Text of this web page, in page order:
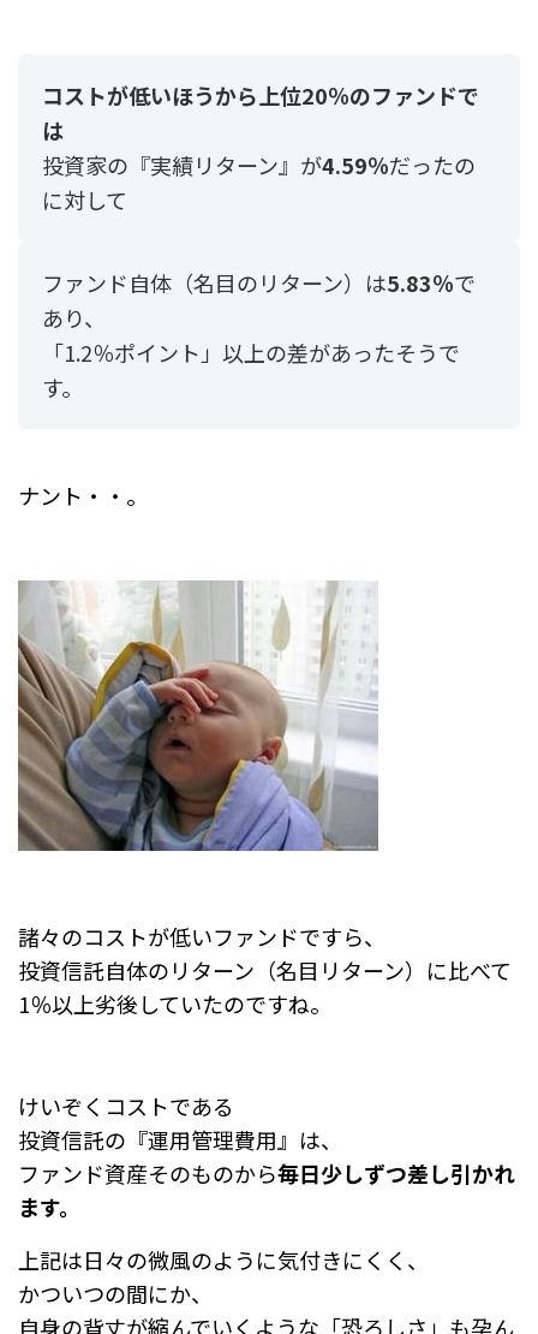
コストが低いほうから上位20％のファンドで
は
投資家の『実績リターン』が4.59％だったの
に対して
ファンド自体（名目のリターン）は5.83％で
あり、
「1.2％ポイント」以上の差があったそうで
す。
ナント・・。
諸々のコストが低いファンドですら、
投資信託自体のリターン（名目リターン）に比べて
1％以上劣後していたのですね。
けいぞくコストである
投資信託の『運用管理費用』は、
ファンド資産そのものから毎日少しずつ差し引かれ
ます。
上記は日々の微風のように気付きにくく、
かついつの間にか、
自身の背丈が縮んでいくような「恐ろしさ」も孕ん